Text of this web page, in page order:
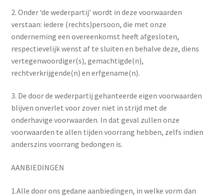
Verlanglijst
Winkelmand
2. Onder ‘de wederpartij’ wordt in deze voorwaarden
verstaan: iedere (rechts)persoon, die met onze
onderneming een overeenkomst heeft afgesloten,
respectievelijk wenst af te sluiten en behalve deze, diens
vertegenwoordiger(s), gemachtigde(n),
rechtverkrijgende(n) en erfgename(n).
3. De door de wederpartij gehanteerde eigen voorwaarden
blijven onverlet voor zover niet in strijd met de
onderhavige voorwaarden. In dat geval zullen onze
voorwaarden te allen tijden voorrang hebben, zelfs indien
anderszins voorrang bedongen is.
AANBIEDINGEN
1.Alle door ons gedane aanbiedingen, in welke vorm dan